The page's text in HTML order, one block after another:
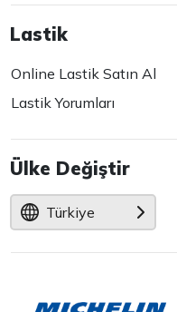
Lastik
Online Lastik Satın Al
Lastik Yorumları
Ülke Değiştir
Türkiye